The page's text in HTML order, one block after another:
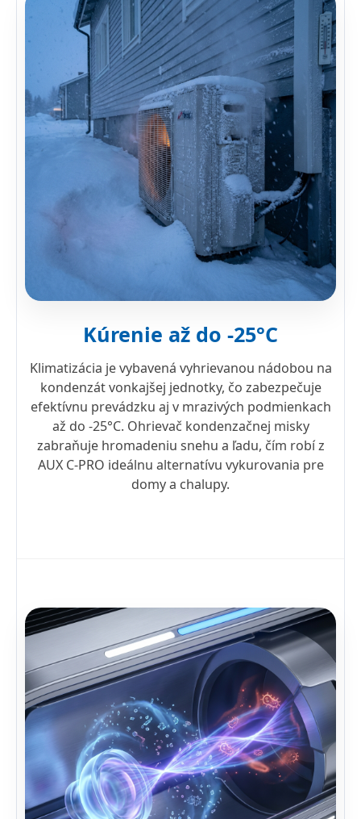
Kúrenie až do -25°C
Klimatizácia je vybavená vyhrievanou nádobou na
kondenzát vonkajšej jednotky, čo zabezpečuje
efektívnu prevádzku aj v mrazivých podmienkach
až do -25°C. Ohrievač kondenzačnej misky
zabraňuje hromadeniu snehu a ľadu, čím robí z
AUX C-PRO ideálnu alternatívu vykurovania pre
domy a chalupy.